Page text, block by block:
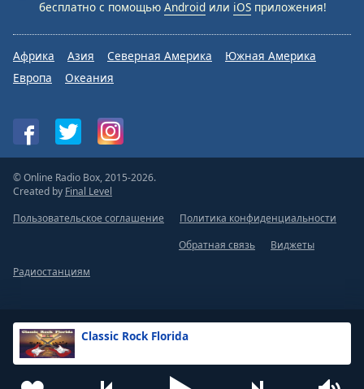
Classic Rock Florida
бесплатно с помощью Android или iOS приложения!
Африка Азия Северная Америка
Южная Америка
Европа
Океания
© Online Radio Box, 2015-2026.
Created by Final Level
Пользовательское соглашение
Политика конфиденциальности
Обратная связь
Виджеты
Радиостанциям